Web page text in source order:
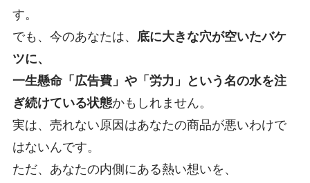
す。
でも、今のあなたは、
底に大きな穴が空いたバケ
ツに、
一生懸命「広告費」や「労力」という名の水を注
ぎ続けている状態かもしれません。
実は、売れない原因はあなたの商品が悪いわけで
はないんです。
ただ、あなたの内側にある熱い想いを、